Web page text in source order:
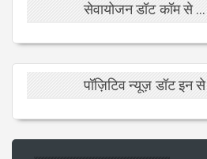
सेवायोजन डॉट कॉम से ...
पॉज़िटिव न्यूज़ डॉट इन से